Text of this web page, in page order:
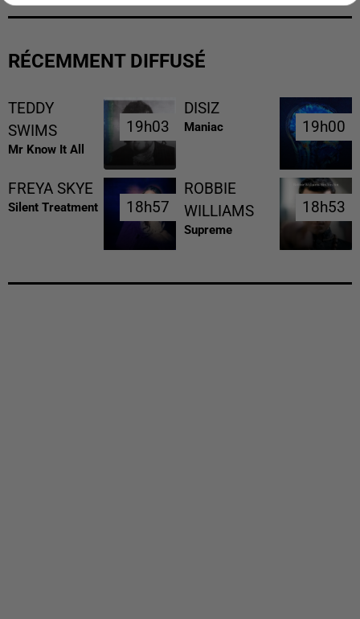
RÉCEMMENT DIFFUSÉ
TEDDY
SWIMS
Mr Know It All
19h03
19h03
DISIZ
Maniac 19h00
19h00
FREYA SKYE
Silent Treatment 18h57
18h57
ROBBIE
WILLIAMS
Supreme
18h53
18h53